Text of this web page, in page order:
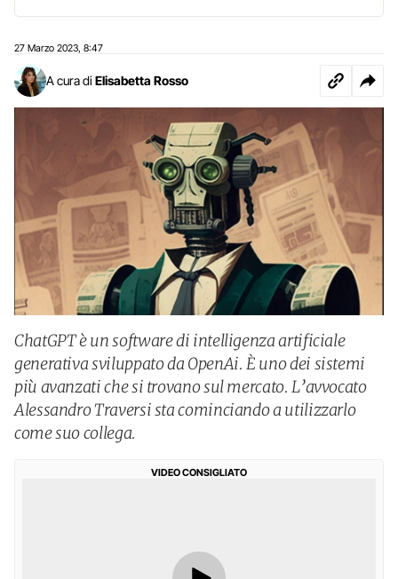
27 Marzo 2023 8:47
A cura di Elisabetta Rosso
ChatGPT è un software di intelligenza artificiale
generativa sviluppato da OpenAi. È uno dei sistemi
più avanzati che si trovano sul mercato. L’avvocato
Alessandro Traversi sta cominciando a utilizzarlo
come suo collega.
VIDEO CONSIGLIATO